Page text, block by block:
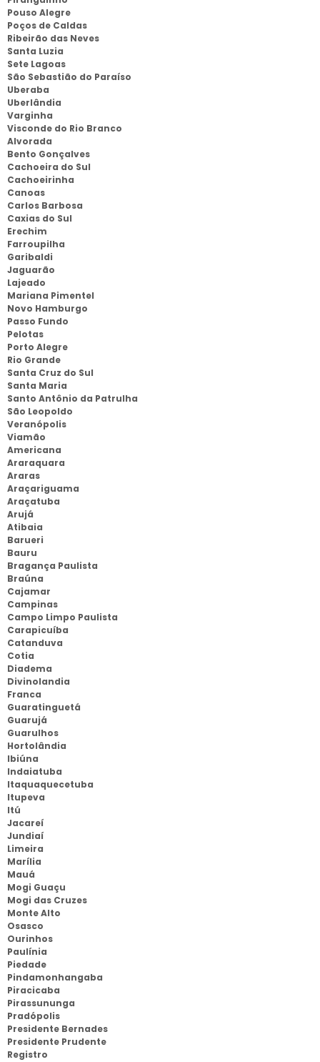
Pouso Alegre
Poços de Caldas
Ribeirão das Neves
Santa Luzia
Sete Lagoas
São Sebastião do Paraíso
Uberaba
Uberlândia
Varginha
Visconde do Rio Branco
Alvorada
Bento Gonçalves
Cachoeira do Sul
Cachoeirinha
Canoas
Carlos Barbosa
Caxias do Sul
Erechim
Farroupilha
Garibaldi
Jaguarão
Lajeado
Mariana Pimentel
Novo Hamburgo
Passo Fundo
Pelotas
Porto Alegre
Rio Grande
Santa Cruz do Sul
Santa Maria
Santo Antônio da Patrulha
São Leopoldo
Veranópolis
Viamão
Americana
Araraquara
Araras
Araçariguama
Araçatuba
Arujá
Atibaia
Barueri
Bauru
Bragança Paulista
Braúna
Cajamar
Campinas
Campo Limpo Paulista
Carapicuíba
Catanduva
Cotia
Diadema
Divinolandia
Franca
Guaratinguetá
Guarujá
Guarulhos
Hortolândia
Ibiúna
Indaiatuba
Itaquaquecetuba
Itupeva
Itú
Jacareí
Jundiaí
Limeira
Marília
Mauá
Mogi Guaçu
Mogi das Cruzes
Monte Alto
Osasco
Ourinhos
Paulínia
Piedade
Pindamonhangaba
Piracicaba
Pirassununga
Pradópolis
Presidente Bernades
Presidente Prudente
Registro